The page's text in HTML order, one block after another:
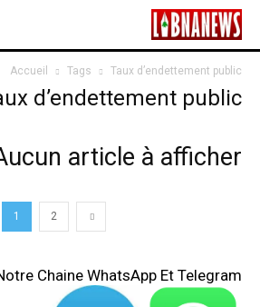
Accueil Tags Taux d’endettement public
d’endettement public
article à afficher
1 2
Chaine WhatsApp Et Telegram